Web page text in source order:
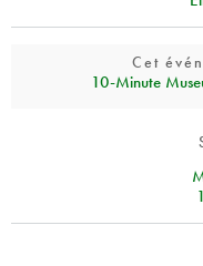
Cet
10‑Minute